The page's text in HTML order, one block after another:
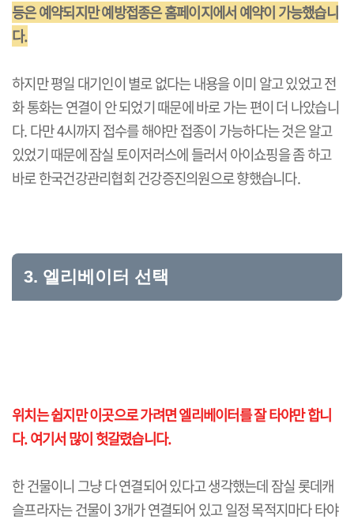
등은 예약되지만 예방접종은 홈페이지에서 예약이 가능했습니
다.
하지만 평일 대기인이 별로 없다는 내용을 이미 알고 있었고 전
화 통화는 연결이 안 되었기 때문에 바로 가는 편이 더 나았습니
다. 다만 4시까지 접수를 해야만 접종이 가능하다는 것은 알고
있었기 때문에 잠실 토이저러스에 들러서 아이쇼핑을 좀 하고
바로 한국건강관리협회 건강증진의원으로 향했습니다.
3. 엘리베이터 선택
위치는 쉽지만 이곳으로 가려면 엘리베이터를 잘 타야만 합니
다. 여기서 많이 헛갈렸습니다.
한 건물이니 그냥 다 연결되어 있다고 생각했는데 잠실 롯데캐
슬프라자는 건물이 3개가 연결되어 있고 일정 목적지마다 타야